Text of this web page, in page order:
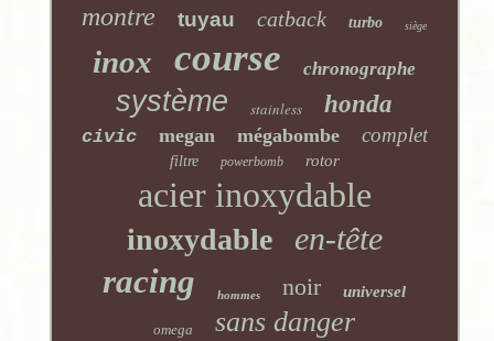
montre tuyau catback turbo siège
inox course chronographe
système stainless honda
civic megan mégabombe complet
filtre powerbomb rotor
acier inoxydable
inoxydable en-tête
racing hommes noir universel
omega sans danger